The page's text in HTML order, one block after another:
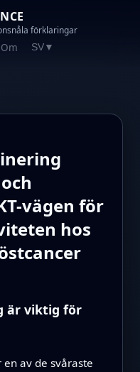
förklaringar
Om SV ▼
vägen för
hos
är viktig för
av de svåraste